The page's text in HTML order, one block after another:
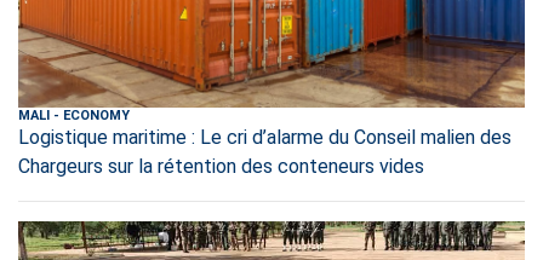
MALI - ECONOMY
Logistique maritime : Le cri d’alarme du Conseil malien des
Chargeurs sur la rétention des conteneurs vides